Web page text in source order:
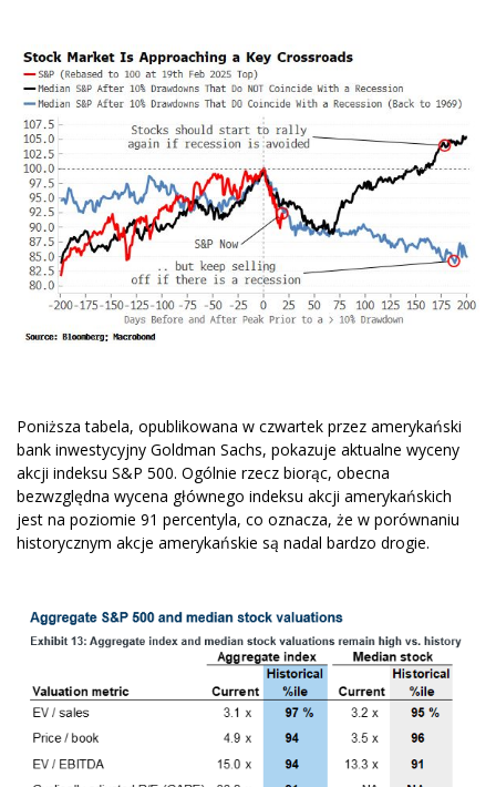
Poniższa tabela, opublikowana w czwartek przez amerykański
bank inwestycyjny Goldman Sachs, pokazuje aktualne wyceny
akcji indeksu S&P 500. Ogólnie rzecz biorąc, obecna
bezwzględna wycena głównego indeksu akcji amerykańskich
jest na poziomie 91 percentyla, co oznacza, że w porównaniu
historycznym akcje amerykańskie są nadal bardzo drogie.